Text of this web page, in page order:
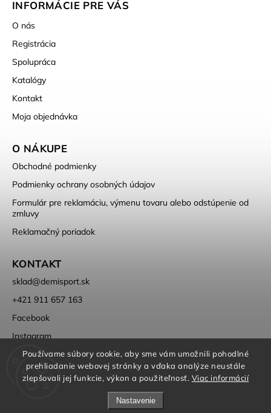
Používame súbory cookie, aby sme vám umožnili pohodlné
prehliadanie webovej stránky a vďaka analýze neustále
zlepšovali jej funkcie, výkon a použiteľnosť. Viac informácií
Nastavenie
INFORMÁCIE PRE VÁS
O nás
Registrácia
Spolupráca
Katalógy
Kontakt
Moja objednávka
O NÁKUPE
Obchodné podmienky
Podmienky ochrany osobných údajov
Formulár pre reklamáciu, výmenu tovaru alebo odstúpenie od
zmluvy
Reklamačný poriadok
KONTAKT
sklad@demisport.sk
+421 911 657 163
Facebook
Instagram